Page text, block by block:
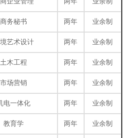
商务秘书 两年 业余制
艺术设计 两年 业余制
土木工程 两年 业余制
市场营销 两年 业余制
电一体化 两年 业余制
教育学 两年 业余制